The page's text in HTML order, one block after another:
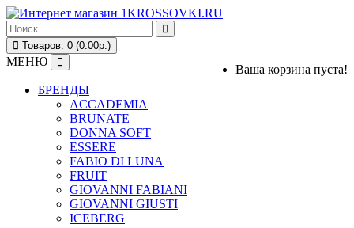
Товаров: 0 (0.00р.)
Ваша корзина пуста!
МЕНЮ
БРЕНДЫ
ACCADEMIA
BRUNATE
DONNA SOFT
ESSERE
FABIO DI LUNA
FRUIT
GIOVANNI FABIANI
GIOVANNI GIUSTI
ICEBERG